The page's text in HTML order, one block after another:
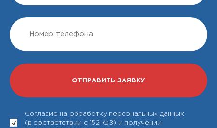
Согласие на обработку персональных данных
(в соответствии с 152-ФЗ) и получении